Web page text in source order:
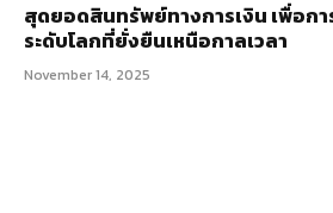
สุดยอดสินทรัพย์ทางการเงิน เพื่อก
ระดับโลกที่ยั่งยืนเหนือกาลเวลา
November 14, 2025